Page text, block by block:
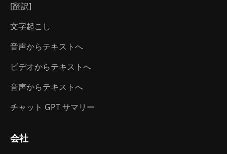
[翻訳]
文字起こし
音声からテキストへ
ビデオからテキストへ
音声からテキストへ
チャット GPT サマリー
会社